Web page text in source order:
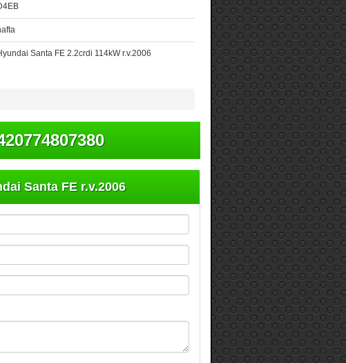
Santa FE 2.2crdi 114kW r.v.2006
Santa FE r.v.2006